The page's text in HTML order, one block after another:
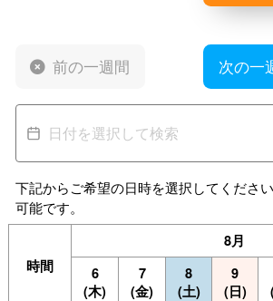
前の一週間 次の一
下記からご希望の日時を選択してくださ
可能です。
時間
8月
6
(木)
7
(金)
8
(土)
9
(日)